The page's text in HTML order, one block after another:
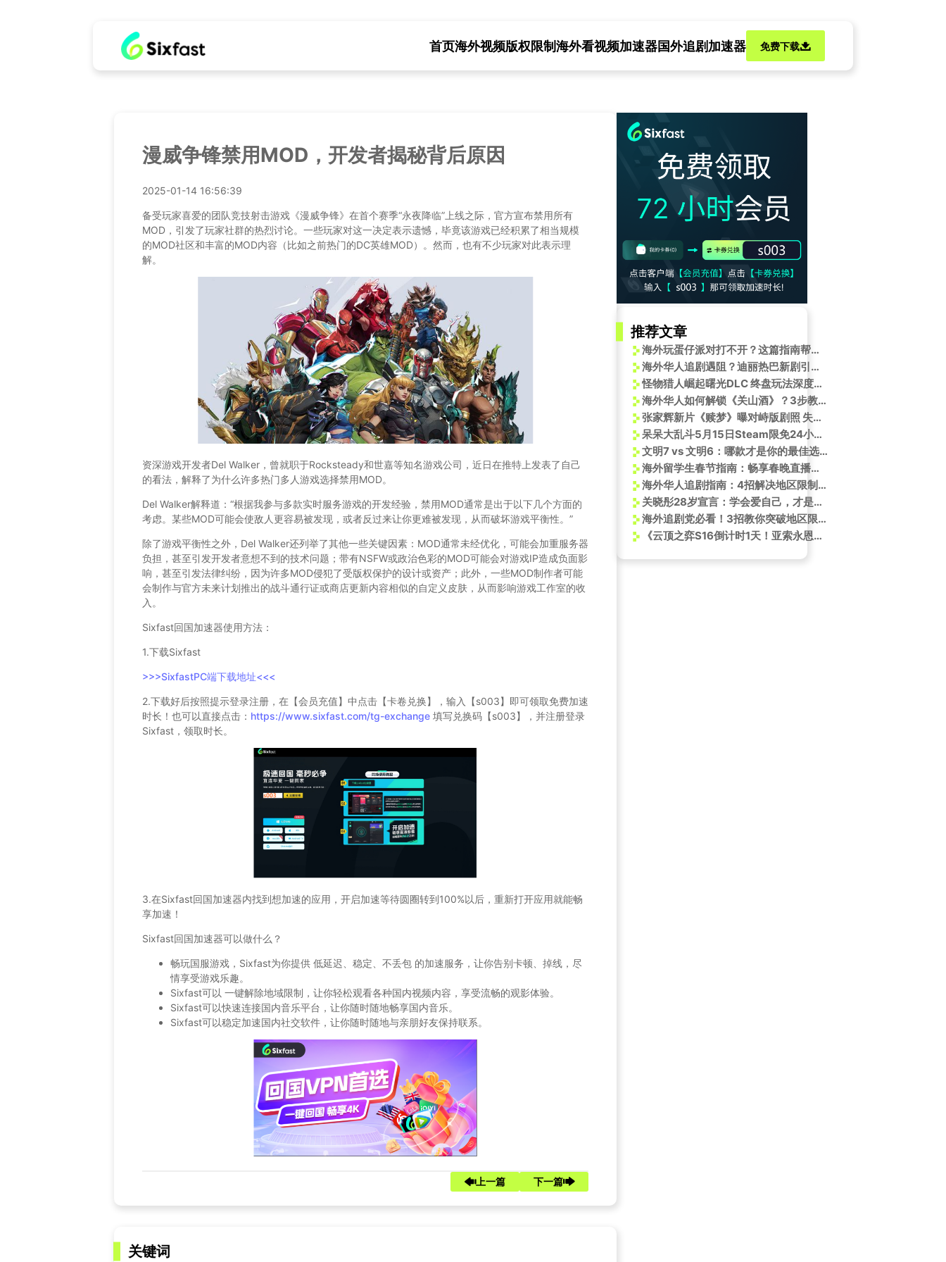
首页海外视频版权限制海外看视频加速器国外追剧加速器 免费下载
漫威争锋禁用MOD，开发者揭秘背后原因
2025-01-14 16:56:39
备受玩家喜爱的团队竞技射击游戏《漫威争锋》在首个赛季“永夜降临”上线之际，官方宣布禁用所有
MOD，引发了玩家社群的热烈讨论。一些玩家对这一决定表示遗憾，毕竟该游戏已经积累了相当规模
的MOD社区和丰富的MOD内容（比如之前热门的DC英雄MOD）。然而，也有不少玩家对此表示理
解。
资深游戏开发者Del Walker，曾就职于Rocksteady和世嘉等知名游戏公司，近日在推特上发表了自己
的看法，解释了为什么许多热门多人游戏选择禁用MOD。
Del Walker解释道：“根据我参与多款实时服务游戏的开发经验，禁用MOD通常是出于以下几个方面的
考虑。某些MOD可能会使敌人更容易被发现，或者反过来让你更难被发现，从而破坏游戏平衡性。”
除了游戏平衡性之外，Del Walker还列举了其他一些关键因素：MOD通常未经优化，可能会加重服务器
负担，甚至引发开发者意想不到的技术问题；带有NSFW或政治色彩的MOD可能会对游戏IP造成负面影
响，甚至引发法律纠纷，因为许多MOD侵犯了受版权保护的设计或资产；此外，一些MOD制作者可能
会制作与官方未来计划推出的战斗通行证或商店更新内容相似的自定义皮肤，从而影响游戏工作室的收
入。
Sixfast回国加速器使用方法：
1.下载Sixfast
>>>SixfastPC端下载地址<<<
2.下载好后按照提示登录注册，在【会员充值】中点击【卡卷兑换】，输入【s003】即可领取免费加速
时长！也可以直接点击： https://www.sixfast.com/tg-exchange 填写兑换码【s003】，并注册登录
Sixfast，领取时长。
3.在Sixfast回国加速器内找到想加速的应用，开启加速等待圆圈转到100%以后，重新打开应用就能畅
享加速！
Sixfast回国加速器可以做什么？
畅玩国服游戏，Sixfast为你提供 低延迟、稳定、不丢包 的加速服务，让你告别卡顿、掉线，尽
情享受游戏乐趣。
Sixfast可以 一键解除地域限制，让你轻松观看各种国内视频内容，享受流畅的观影体验。
Sixfast可以快速连接国内音乐平台，让你随时随地畅享国内音乐。
Sixfast可以稳定加速国内社交软件，让你随时随地与亲朋好友保持联系。
上一篇 下一篇
关键词
推荐文章
海外玩蛋仔派对打不开？这篇指南帮你解决！
海外华人追剧遇阻？迪丽热巴新剧引爆思乡情，这些限制其实有解
怪物猎人崛起曙光DLC 终盘玩法深度解析：历战怪物、Atia武器和饰品系统
海外华人如何解锁《关山酒》？3步教你突破地区限制重温国风经典
张家辉新片《赎梦》曝对峙版剧照 失眠患者与神秘医生的心理博弈暗藏玄机
呆呆大乱斗5月15日Steam限免24小时！荒诞派对乱斗游戏来袭
文明7 vs 文明6：哪款才是你的最佳选择？
海外留学生春节指南：畅享春晚直播精彩节目内容
海外华人追剧指南：4招解决地区限制，轻松看遍国内热播剧
关晓彤28岁宣言：学会爱自己，才是女人最高级的活法
海外追剧党必看！3招教你突破地区限制，畅享《沉默的荣耀》等热播剧
《云顶之弈S16倒计时1天！亚索永恩兄弟对决，这波更新到底有多“神”？》